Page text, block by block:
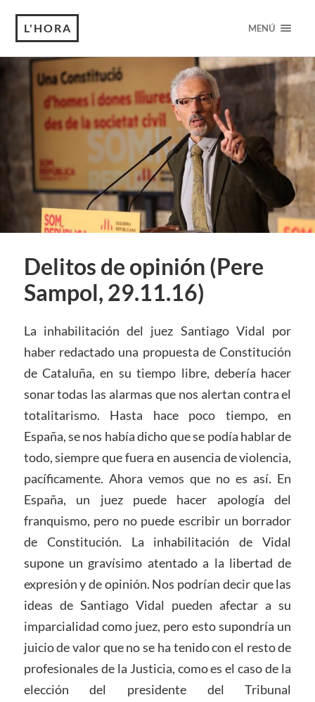
L'HORA MENÚ
Delitos de opinión (Pere
Sampol, 29.11.16)
La inhabilitación del juez Santiago Vidal por
haber redactado una propuesta de Constitución
de Cataluña, en su tiempo libre, debería hacer
sonar todas las alarmas que nos alertan contra el
totalitarismo. Hasta hace poco tiempo, en
España, se nos había dicho que se podía hablar de
todo, siempre que fuera en ausencia de violencia,
pacíficamente. Ahora vemos que no es así. En
España, un juez puede hacer apología del
franquismo, pero no puede escribir un borrador
de Constitución. La inhabilitación de Vidal
supone un gravísimo atentado a la libertad de
expresión y de opinión. Nos podrían decir que las
ideas de Santiago Vidal pueden afectar a su
imparcialidad como juez, pero esto supondría un
juicio de valor que no se ha tenido con el resto de
profesionales de la Justicia, como es el caso de la
elección del presidente del Tribunal